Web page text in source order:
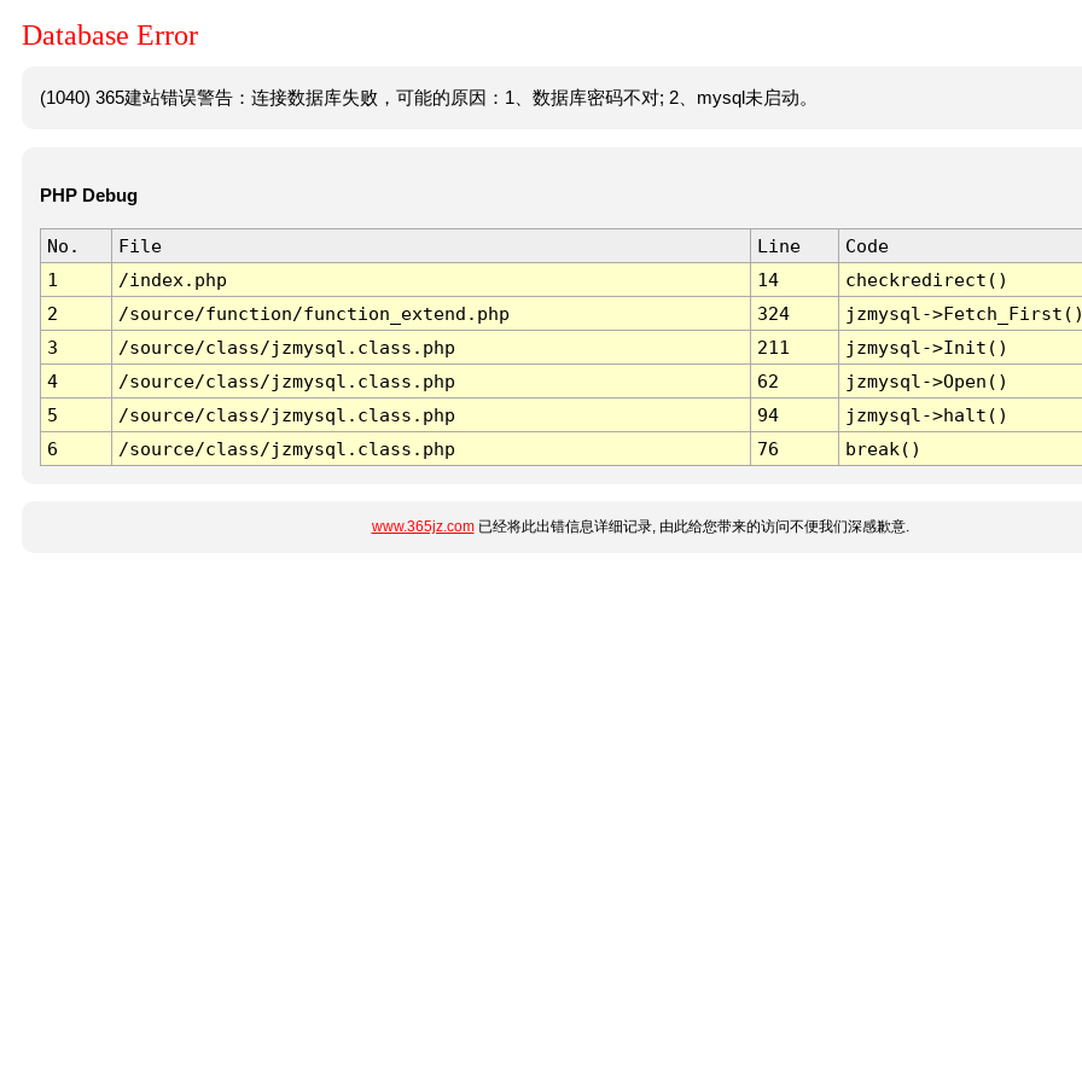
Database Error
(1040) 365建站错误警告：连接数据库失败，可能的原因：1、数据库密码不对; 2、mysql未启动。
PHP Debug
No. File Line
Code
1
/index.php 14
checkredirect()
2
/source/function/function_extend.php 324
jzmysql-
3
/source/class/jzmysql.class.php 211
jzmysql->Init()
4
/source/class/jzmysql.class.php 62
jzmysql->Open()
5
/source/class/jzmysql.class.php 94
jzmysql->halt()
6
/source/class/jzmysql.class.php 76 break()
www.365jz.com已经将此出错信息详细记录, 由此给您带来的访问不便我们深感歉意.